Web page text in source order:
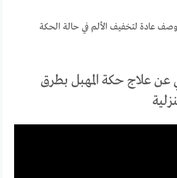
عادة لتخفيف الألم في حالة الحكة
علاج حكة المهبل بطرق